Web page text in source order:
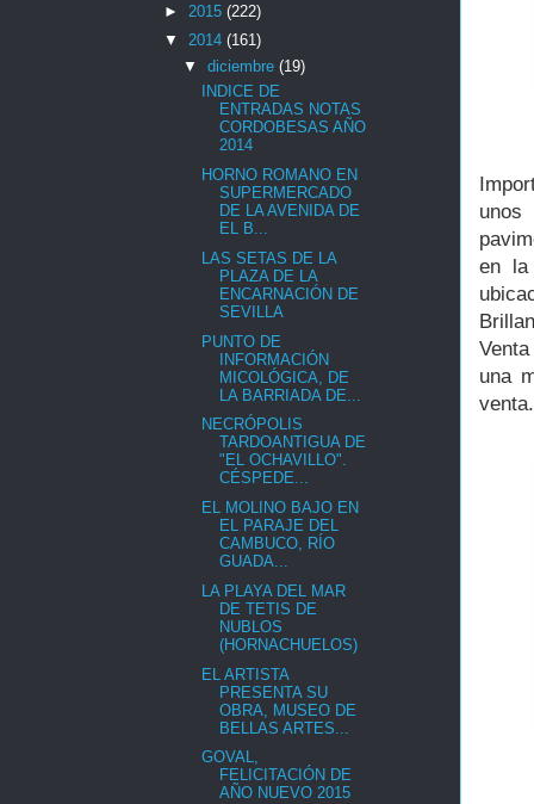
en la
una
venta.
► 2015 (222)
▼ 2014 (161)
▼ diciembre (19)
INDICE DE
ENTRADAS NOTAS
CORDOBESAS AÑO
2014
HORNO ROMANO EN
SUPERMERCADO
DE LA AVENIDA DE
EL B...
LAS SETAS DE LA
PLAZA DE LA
ENCARNACIÓN DE
SEVILLA
PUNTO DE
INFORMACIÓN
MICOLÓGICA, DE
LA BARRIADA DE...
NECRÓPOLIS
TARDOANTIGUA DE
"EL OCHAVILLO".
CÉSPEDE...
EL MOLINO BAJO EN
EL PARAJE DEL
CAMBUCO, RÍO
GUADA...
LA PLAYA DEL MAR
DE TETIS DE
NUBLOS
(HORNACHUELOS)
EL ARTISTA
PRESENTA SU
OBRA, MUSEO DE
BELLAS ARTES...
GOVAL,
FELICITACIÓN DE
AÑO NUEVO 2015